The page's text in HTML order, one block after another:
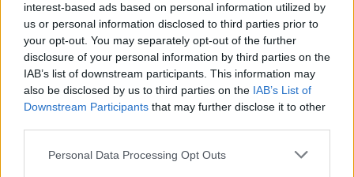
interest-based ads based on personal information utilized by
us or personal information disclosed to third parties prior to
your opt-out. You may separately opt-out of the further
disclosure of your personal information by third parties on the
IAB’s list of downstream participants. This information may
also be disclosed by us to third parties on the IAB’s List of
Downstream Participants that may further disclose it to other
Personal Data Processing Opt Outs
Το πρόγραμμα ανάπτυξης της
περιοχής των Λοκρών παρουσίασε
ο Φ. Σπανός
Συμβούλιο Λοκρών.